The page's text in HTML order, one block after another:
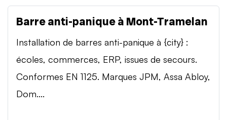
Barre anti-panique à Mont-Tramelan
Installation de barres anti-panique à {city} :
écoles, commerces, ERP, issues de secours.
Conformes EN 1125. Marques JPM, Assa Abloy,
Dom....